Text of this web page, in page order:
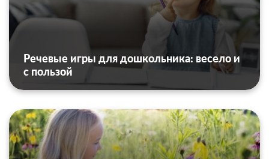
Речевые игры для дошкольника: весело и
с пользой